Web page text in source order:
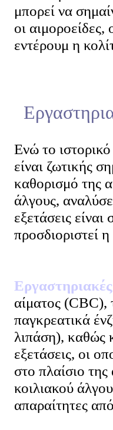
μπορεί να
οι
εντέρουμ η
Ενώ το
είναι ζωτικής
καθορισμό της
άλγους,
εξετάσεις
προσδιοριστεί η
αίματος (CBC),
παγκρεατικά
λιπάση), καθώς
εξετάσεις, οι
στο πλαίσιο
κοιλιακού
απαραίτητες